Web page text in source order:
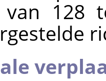
van 128